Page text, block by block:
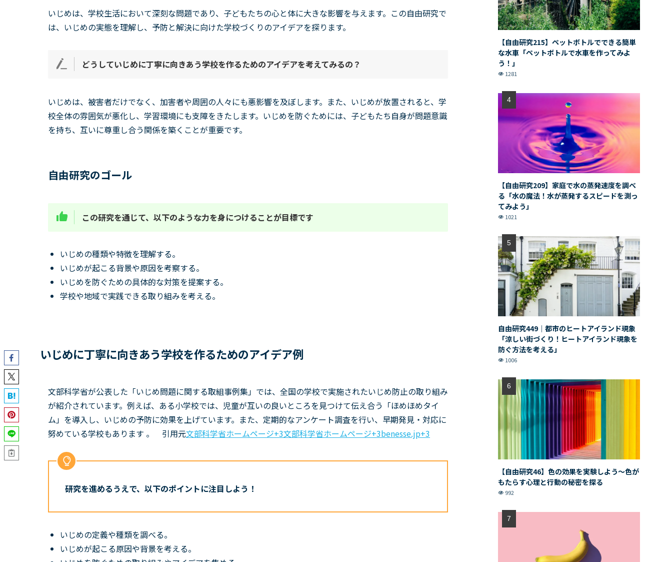
いじめは、学校生活において深刻な問題であり、子どもたちの心と体に大きな影響を与えます。この自由研究で
は、いじめの実態を理解し、予防と解決に向けた学校づくりのアイデアを探ります。
どうしていじめに丁寧に向きあう学校を作るためのアイデアを考えてみるの？
いじめは、被害者だけでなく、加害者や周囲の人々にも悪影響を及ぼします。また、いじめが放置されると、学
校全体の雰囲気が悪化し、学習環境にも支障をきたします。いじめを防ぐためには、子どもたち自身が問題意識
を持ち、互いに尊重し合う関係を築くことが重要です。
自由研究のゴール
この研究を通じて、以下のような力を身につけることが目標です
いじめの種類や特徴を理解する。
いじめが起こる背景や原因を考察する。
いじめを防ぐための具体的な対策を提案する。
学校や地域で実践できる取り組みを考える。
いじめに丁寧に向きあう学校を作るためのアイデア例
文部科学省が公表した「いじめ問題に関する取組事例集」では、全国の学校で実施されたいじめ防止の取り組み
が紹介されています。例えば、ある小学校では、児童が互いの良いところを見つけて伝え合う「ほめほめタイ
ム」を導入し、いじめの予防に効果を上げています。また、定期的なアンケート調査を行い、早期発見・対応に
努めている学校もあります 。 引用元文部科学省ホームページ+3文部科学省ホームページ+3benesse.jp+3
研究を進めるうえで、以下のポイントに注目しよう！
いじめの定義や種類を調べる。
いじめが起こる原因や背景を考える。
【自由研究215】ペットボトルでできる簡単
な水車「ペットボトルで水車を作ってみよ
う！」
1281
【自由研究209】家庭で水の蒸発速度を調べ
る「水の魔法！水が蒸発するスピードを測っ
てみよう」
1021
自由研究449｜都市のヒートアイランド現象
「涼しい街づくり！ヒートアイランド現象を
防ぐ方法を考える」
1006
【自由研究46】色の効果を実験しよう〜色が
もたらす心理と行動の秘密を探る
992